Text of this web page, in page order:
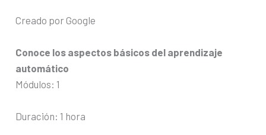
Creado por Google
Conoce los aspectos básicos del aprendizaje
automático
Módulos: 1
Duración: 1 hora